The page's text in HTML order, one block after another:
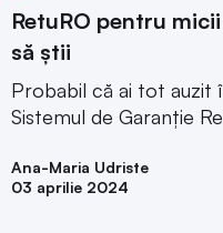
RetuRO pentru
să știi
Probabil că ai tot auzit
Sistemul de Garanție
Ana-Maria Udriste
03 aprilie 2024